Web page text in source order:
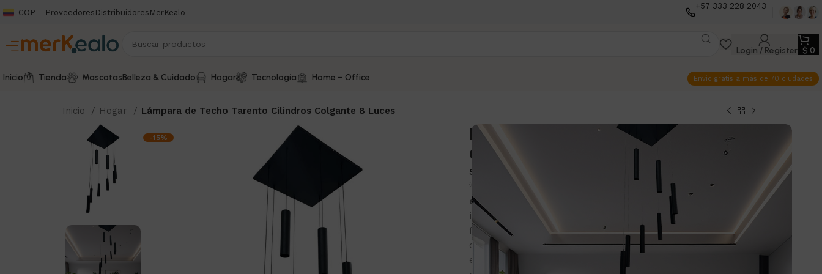
COP Proveedores Distribuidores MerKealo
+57 333 228 2043
Login / Register $ 0
Inicio Tienda MascotasBelleza & Cuidado Hogar Tecnología Home – Office Envio gratis a más de 70 ciudades
Inicio Hogar Lámpara de Techo Tarento Cilindros Colgante 8 Luces
-15%
Lámpara de Techo Tarento
Cilindros Colgante 8 Luces
SKU:
DE002
💡
Lámpara de techo colgante , diseño moderno
elegante
, comerciales
industriales
dorado translúcido
fabricada en
hierro cold rolled . 📏Medidas: alto 300
cm, ancho y fondo 60 cm. 🛡️Garantíade 1 año para fallas
eléctricas y 6 meses para componentes